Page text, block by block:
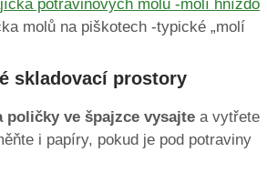
molů na piškotech -typické „molí
skladovací prostory
poličky ve špajzce vysajte a vytřete
i papíry, pokud je pod potraviny